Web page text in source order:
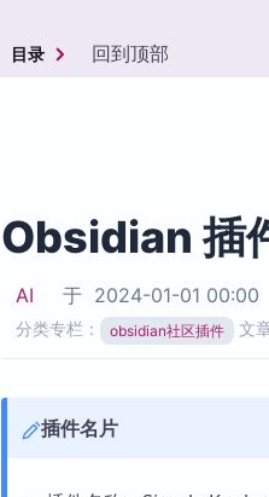
目录 回到顶部
Obsidian 插
AI 于 2024-01-01 00:00
分类专栏： obsidian社区插件 文
插件名片